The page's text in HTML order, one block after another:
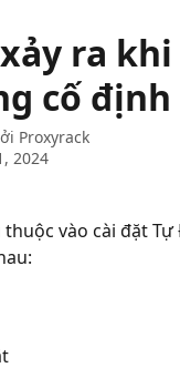
ra
cố
Proxyrack
2024
vào cài đặt